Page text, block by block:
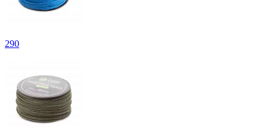
290